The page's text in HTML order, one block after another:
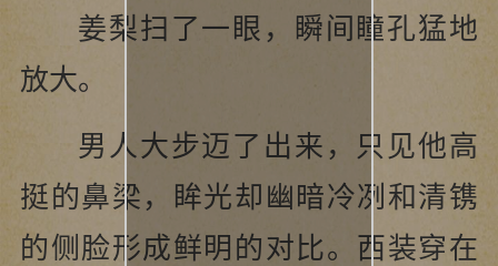
姜梨扫了一眼，瞬间瞳孔猛地
放大。
男人大步迈了出来，只见他高
挺的鼻梁，眸光却幽暗冷冽和清镌
的侧脸形成鲜明的对比。西装穿在